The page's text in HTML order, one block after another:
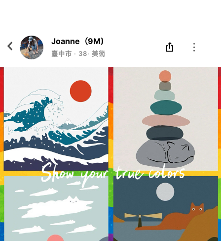
Joanne（9M)
臺中市 ‧ 38‧ 美術類老師